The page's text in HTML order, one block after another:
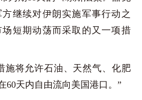
继续对伊朗实施军事行动之
短期动荡而采取的又一项措
将允许石油、天然气、化肥
60天内自由流向美国港口。”